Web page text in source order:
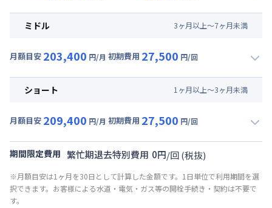
月額賃料目安(30日利用)
光熱費他 : 24,000円/月 (800円/日) (税抜)
その他費用 :
ミドル 3ヶ月以上～7ヶ月未満
月額目安 203,400 円/月 初期費用 27,500 円/回
月額賃料目安(30日利用)
光熱費他 : 24,000円/月 (800円/日) (税抜)
その他費用 :
ショート 1 ヶ月以上～3ヶ月未満
月額目安 209,400 円/月 初期費用 27,500 円/回
月額賃料目安(30日利用)
光熱費他 : 24,000円/月 (800円/日) (税抜)
清掃料他 :
期間限定費用 繁忙期退去特別費用 0円/回(税抜)
※月額目安は1ヶ月を30日として計算した金額です。1日単位で利用期間を選
択できます。お客様による水道・電気・ガス等の開栓手続き・契約は不要で
す。